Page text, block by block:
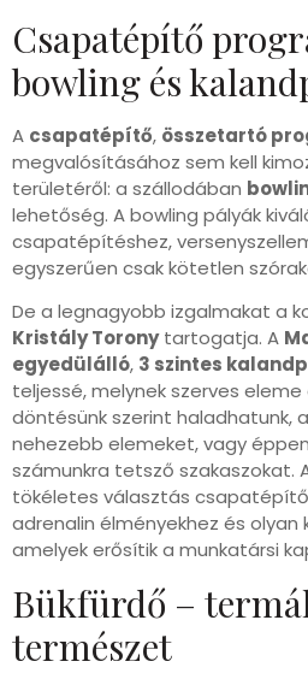
Csapatépítő
bowling és
A csapatépítő, összetartó
megvalósításához sem kell
területéről: a szállodában
lehetőség. A bowling pályák
csapatépítéshez,
egyszerűen csak kötetlen
De a legnagyobb izgalmakat a
Kristály Toronytartogatja. A
egyedülálló, 3 szintes
teljessé, melynek szerves eleme
döntésünk szerint haladhatunk,
nehezebb elemeket, vagy
számunkra tetsző szakaszokat.
tökéletes választás
adrenalin élményekhez és olyan
amelyek erősítik a munkatársi
Bükfürdő –
természet